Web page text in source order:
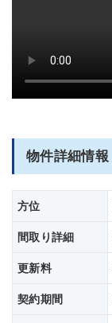
部屋全体
物件詳細情報
方位
間取り詳細
更新料
契約期間